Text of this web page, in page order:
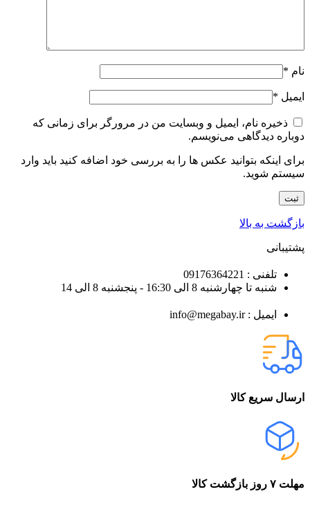
نام *
ایمیل *
ذخیره نام، ایمیل و وبسایت من در مرورگر برای زمانی که
دوباره دیدگاهی می‌نویسم.
برای اینکه بتوانید عکس ها را به بررسی خود اضافه کنید باید وارد
سیستم شوید.
بازگشت به بالا
پشتیبانی
تلفنی : 09176364221
شنبه تا چهارشنبه 8 الی 16:30 - پنجشنبه 8 الی 14
ایمیل : info@megabay.ir
ارسال سریع کالا
مهلت ۷ روز بازگشت کالا